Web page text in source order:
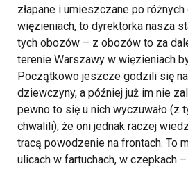
złapane i umieszczane po
więzieniach, to dyrektorka nasza
tych obozów – z obozów to za
terenie Warszawy w więzieniach
Początkowo jeszcze godzili się
dziewczyny, a później już im nie
pewno to się u nich wyczuwało (z
chwalili), że oni jednak raczej
tracą powodzenie na frontach. To
ulicach w fartuchach, w czepkach